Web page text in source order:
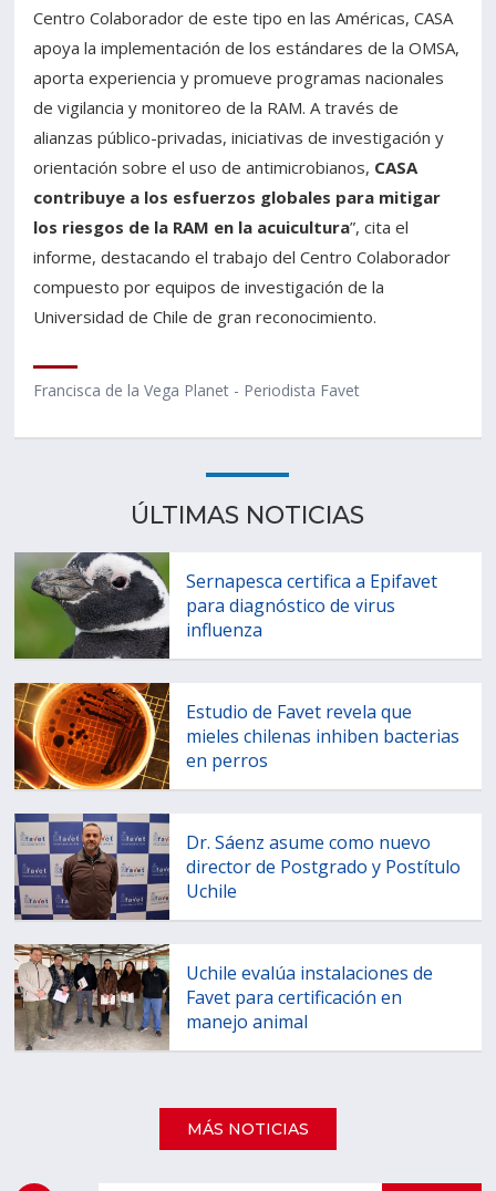
Centro Colaborador de este tipo en las Américas, CASA
apoya la implementación de los estándares de la OMSA,
aporta experiencia y promueve programas nacionales
de vigilancia y monitoreo de la RAM. A través de
alianzas público-privadas, iniciativas de investigación y
orientación sobre el uso de antimicrobianos, CASA
contribuye a los esfuerzos globales para mitigar
los riesgos de la RAM en la acuicultura”, cita el
informe, destacando el trabajo del Centro Colaborador
compuesto por equipos de investigación de la
Universidad de Chile de gran reconocimiento.
Francisca de la Vega Planet - Periodista Favet
ÚLTIMAS NOTICIAS
Sernapesca certifica a Epifavet
para diagnóstico de virus
influenza
Estudio de Favet revela que
mieles chilenas inhiben bacterias
en perros
Dr. Sáenz asume como nuevo
director de Postgrado y Postítulo
Uchile
Uchile evalúa instalaciones de
Favet para certificación en
manejo animal
MÁS NOTICIAS